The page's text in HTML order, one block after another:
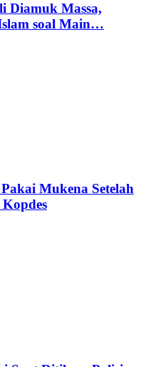
Diamuk Massa,
soal Main…
Mukena Setelah